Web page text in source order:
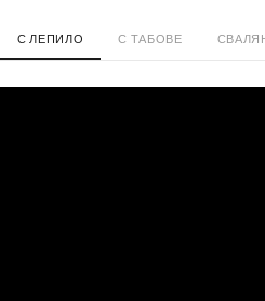
С ЛЕПИЛО С ТАБОВЕ